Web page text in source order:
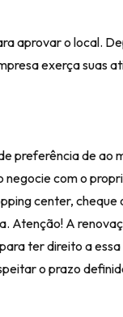
aprovar o local.
exerça suas
preferência de ao
com o
center, cheque
Atenção! A
ter direito a
o prazo